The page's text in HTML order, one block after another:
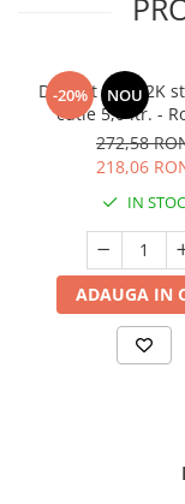
-20% NOU
Diluant S322 2K
cutie 5,0 ltr. -
272,58
218,06
IN STOC
ADAUGA IN